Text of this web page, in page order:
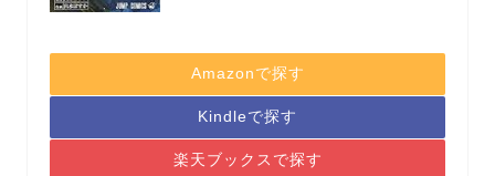
Amazonで探す
Kindleで探す
楽天ブックスで探す